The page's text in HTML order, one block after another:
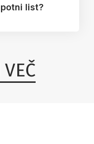
list?